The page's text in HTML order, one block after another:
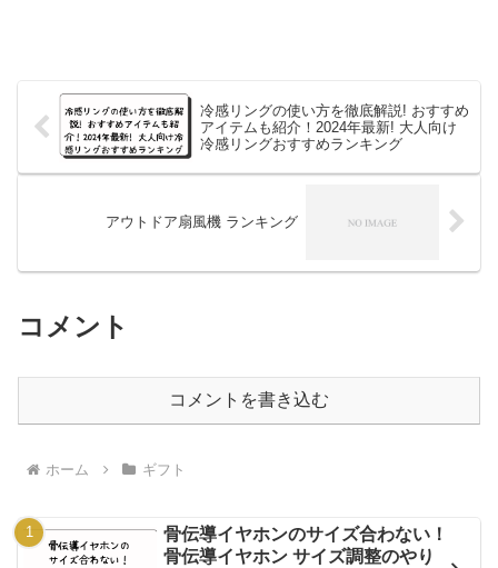
冷感リングの使い方を徹底解説! おすすめ
アイテムも紹介！2024年最新! 大人向け
冷感リングおすすめランキング
アウトドア扇風機 ランキング
コメント
コメントを書き込む
ホーム ギフト
骨伝導イヤホンのサイズ合わない！
骨伝導イヤホン サイズ調整のやり